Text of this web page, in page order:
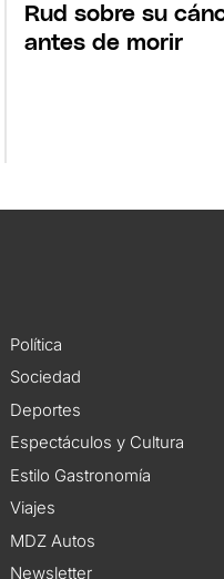
Rud sobre su
antes de morir
Política
Sociedad
Deportes
Espectáculos y Cultura
Estilo Gastronomía
Viajes
MDZ Autos
Newsletter